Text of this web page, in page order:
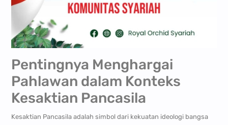
Pentingnya Menghargai
Pahlawan dalam Konteks
Kesaktian Pancasila
Kesaktian Pancasila adalah simbol dari kekuatan ideologi bangsa